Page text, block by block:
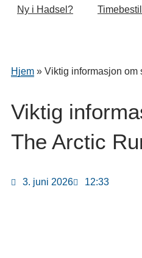
Ny i Hadsel?
Hjem » Viktig informasjon om
Viktig
The Arctic
3. juni 2026 12:33